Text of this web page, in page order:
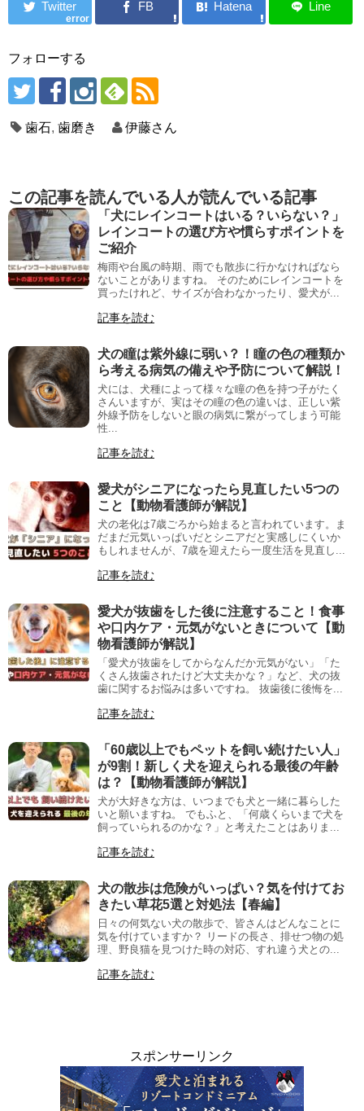
error
フォローする
歯石, 歯磨き 伊藤さん
この記事を読んでいる人が読んでいる記事
「犬にレインコートはいる？いらない？」
レインコートの選び方や慣らすポイントを
ご紹介
梅雨や台風の時期、雨でも散歩に行かなければなら
ないことがありますね。 そのためにレインコートを
買ったけれど、サイズが合わなかったり、愛犬が...
記事を読む
犬の瞳は紫外線に弱い？！瞳の色の種類か
ら考える病気の備えや予防について解説！
犬には、犬種によって様々な瞳の色を持つ子がたく
さんいますが、実はその瞳の色の違いは、正しい紫
外線予防をしないと眼の病気に繋がってしまう可能
性...
記事を読む
愛犬がシニアになったら見直したい5つの
こと【動物看護師が解説】
犬の老化は7歳ごろから始まると言われています。ま
だまだ元気いっぱいだとシニアだと実感しにくいか
もしれませんが、7歳を迎えたら一度生活を見直し...
記事を読む
愛犬が抜歯をした後に注意すること！食事
や口内ケア・元気がないときについて【動
物看護師が解説】
「愛犬が抜歯をしてからなんだか元気がない」「た
くさん抜歯されたけど大丈夫かな？」など、犬の抜
歯に関するお悩みは多いですね。 抜歯後に後悔を...
記事を読む
「60歳以上でもペットを飼い続けたい人」
が9割！新しく犬を迎えられる最後の年齢
は？【動物看護師が解説】
犬が大好きな方は、いつまでも犬と一緒に暮らした
いと願いますね。 でもふと、「何歳くらいまで犬を
飼っていられるのかな？」と考えたことはありま...
記事を読む
犬の散歩は危険がいっぱい？気を付けてお
きたい草花5選と対処法【春編】
日々の何気ない犬の散歩で、皆さんはどんなことに
気を付けていますか？ リードの長さ、排せつ物の処
理、野良猫を見つけた時の対応、すれ違う犬との...
記事を読む
スポンサーリンク